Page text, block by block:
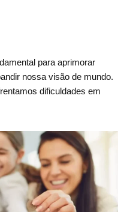
para aprimorar
nossa visão de mundo.
dificuldades em